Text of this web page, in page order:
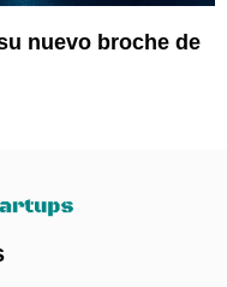
nuevo broche de